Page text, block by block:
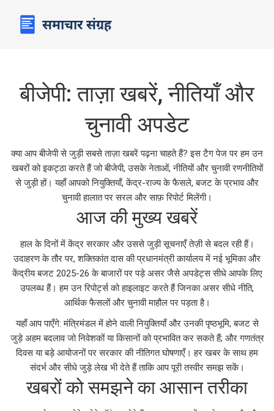
बीजेपी: ताज़ा खबरें, नीतियाँ और
चुनावी अपडेट
क्या आप बीजेपी से जुड़ी सबसे ताज़ा खबरें पढ़ना चाहते हैं? इस टैग पेज पर हम उन
खबरों को इकट्ठा करते हैं जो बीजेपी, उसके नेताओं, नीतियों और चुनावी रणनीतियों
से जुड़ी हों। यहाँ आपको नियुक्तियाँ, केंद्र-राज्य के फैसले, बजट के प्रभाव और
चुनावी हालात पर सरल और साफ़ रिपोर्ट मिलेंगी।
आज की मुख्य खबरें
हाल के दिनों में केंद्र सरकार और उससे जुड़ी सूचनाएँ तेज़ी से बदल रही हैं।
उदाहरण के तौर पर, शक्तिकांत दास की प्रधानमंत्री कार्यालय में नई भूमिका और
केंद्रीय बजट 2025-26 के बाजारों पर पड़े असर जैसे अपडेट्स सीधे आपके लिए
उपलब्ध हैं। हम उन रिपोर्ट्स को हाइलाइट करते हैं जिनका असर सीधे नीति,
आर्थिक फैसलों और चुनावी माहौल पर पड़ता है।
यहाँ आप पाएँगे: मंत्रिमंडल में होने वाली नियुक्तियाँ और उनकी पृष्ठभूमि; बजट से
जुड़े अहम बदलाव जो निवेशकों या किसानों को प्रभावित कर सकते हैं; और गणतंत्र
दिवस या बड़े आयोजनों पर सरकार की नीतिगत घोषणाएँ। हर खबर के साथ हम
संदर्भ और सीधे जुड़े लेख भी देते हैं ताकि आप पूरी तस्वीर समझ सकें।
खबरों को समझने का आसान तरीका